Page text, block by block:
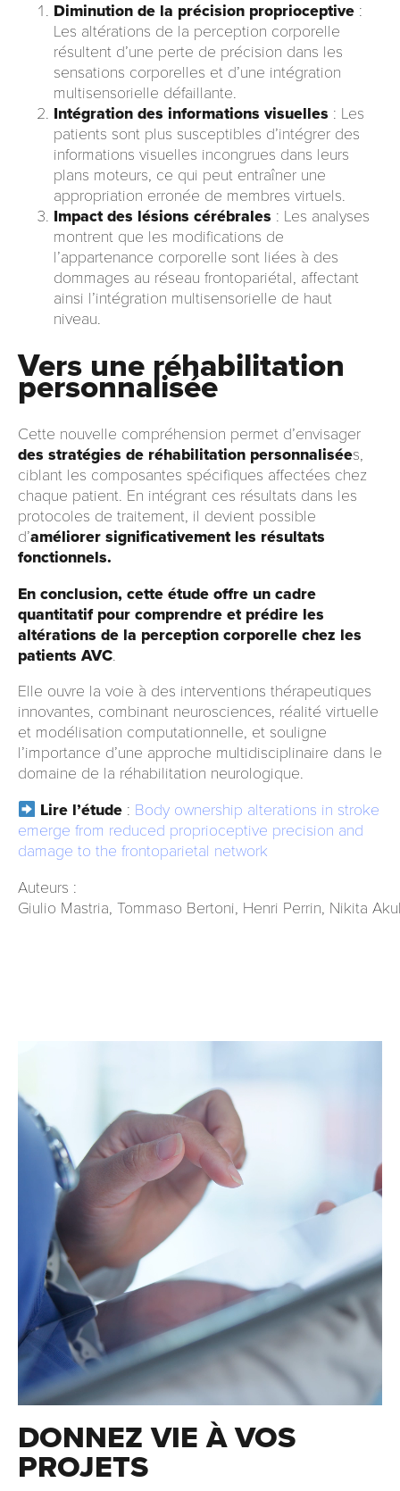
Diminution de la précision proprioceptive :
Les altérations de la perception corporelle
résultent d’une perte de précision dans les
sensations corporelles et d’une intégration
multisensorielle défaillante.
Intégration des informations visuelles : Les
patients sont plus susceptibles d’intégrer des
informations visuelles incongrues dans leurs
plans moteurs, ce qui peut entraîner une
appropriation erronée de membres virtuels.
Impact des lésions cérébrales : Les analyses
montrent que les modifications de
l’appartenance corporelle sont liées à des
dommages au réseau frontopariétal, affectant
ainsi l’intégration multisensorielle de haut
niveau.
Vers une réhabilitation
personnalisée
Cette nouvelle compréhension permet d’envisager
des stratégies de réhabilitation personnalisées,
ciblant les composantes spécifiques affectées chez
chaque patient. En intégrant ces résultats dans les
protocoles de traitement, il devient possible
d’améliorer significativement les résultats
fonctionnels.
En conclusion, cette étude offre un cadre
quantitatif pour comprendre et prédire les
altérations de la perception corporelle chez les
patients AVC.
Elle ouvre la voie à des interventions thérapeutiques
innovantes, combinant neurosciences, réalité virtuelle
et modélisation computationnelle, et souligne
l’importance d’une approche multidisciplinaire dans le
domaine de la réhabilitation neurologique.
Lire l’étude : Body ownership alterations in stroke
emerge from reduced proprioceptive precision and
damage to the frontoparietal network
Auteurs :
Giulio Mastria, Tommaso Bertoni, Henri Perrin, Nikita
DONNEZ VIE À VOS
PROJETS